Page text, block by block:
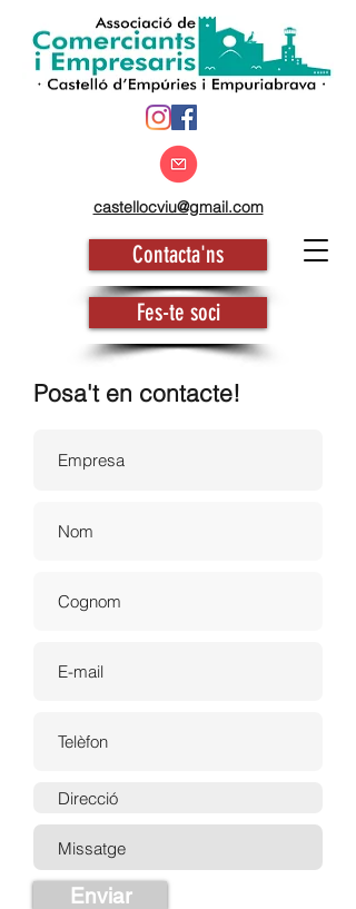
castellocviu@gmail.com
Contacta'ns
Fes-te soci
Posa't en contacte!
Enviar